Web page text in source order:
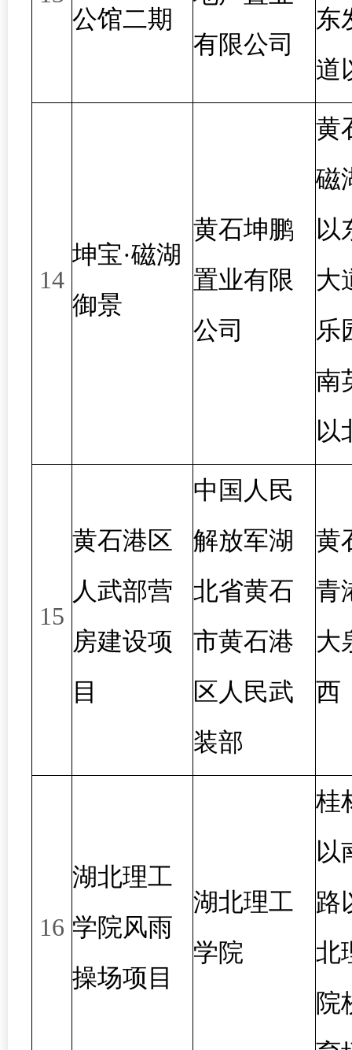
公馆二期
有限公司
东
道
14
坤宝·磁湖
御景
黄石坤鹏
置业有限
公司
黄
磁
以
大
乐
南
以
15
黄石港区
人武部营
房建设项
目
中国人民
解放军湖
北省黄石
市黄石港
区人民武
装部
黄
青
大
西
16
湖北理工
学院风雨
操场项目
湖北理工
学院
桂
以
路
北
院